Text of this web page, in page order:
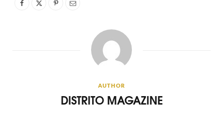
AUTHOR
DISTRITO MAGAZINE